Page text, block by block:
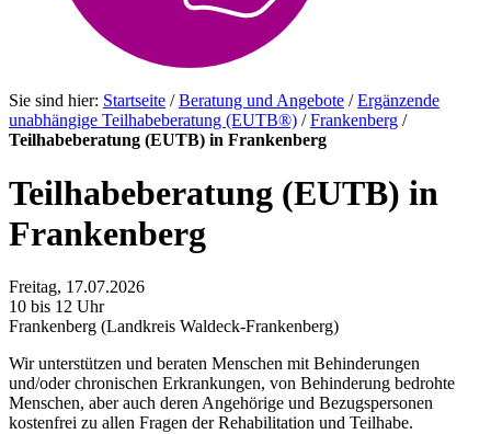
Sie sind hier: Startseite / Beratung und Angebote /Ergänzende
unabhängige Teilhabeberatung (EUTB®) /Frankenberg /
Teilhabeberatung (EUTB) in Frankenberg
Teilhabeberatung (EUTB) in
Frankenberg
Freitag, 17.07.2026
10 bis 12 Uhr
Frankenberg (Landkreis Waldeck-Frankenberg)
Wir unterstützen und beraten Menschen mit Behinderungen
und/oder chronischen Erkrankungen, von Behinderung bedrohte
Menschen, aber auch deren Angehörige und Bezugspersonen
kostenfrei zu allen Fragen der Rehabilitation und Teilhabe.